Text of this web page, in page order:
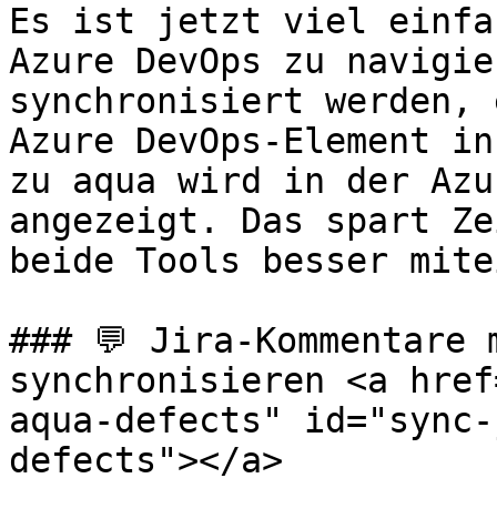
Es ist jetzt viel
Azure DevOps zu
synchronisiert
Azure DevOps-Element
zu aqua wird in der
angezeigt. Das spart
beide Tools besser
### 💬 Jira-
synchronisieren <a
aqua-defects"
defects"></a>